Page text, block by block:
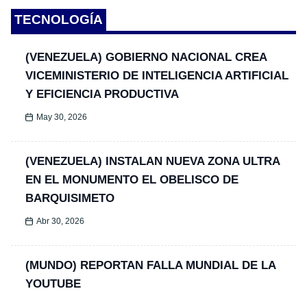
TECNOLOGÍA
(VENEZUELA) GOBIERNO NACIONAL CREA
VICEMINISTERIO DE INTELIGENCIA ARTIFICIAL
Y EFICIENCIA PRODUCTIVA
May 30, 2026
(VENEZUELA) INSTALAN NUEVA ZONA ULTRA
EN EL MONUMENTO EL OBELISCO DE
BARQUISIMETO
Abr 30, 2026
(MUNDO) REPORTAN FALLA MUNDIAL DE LA
YOUTUBE